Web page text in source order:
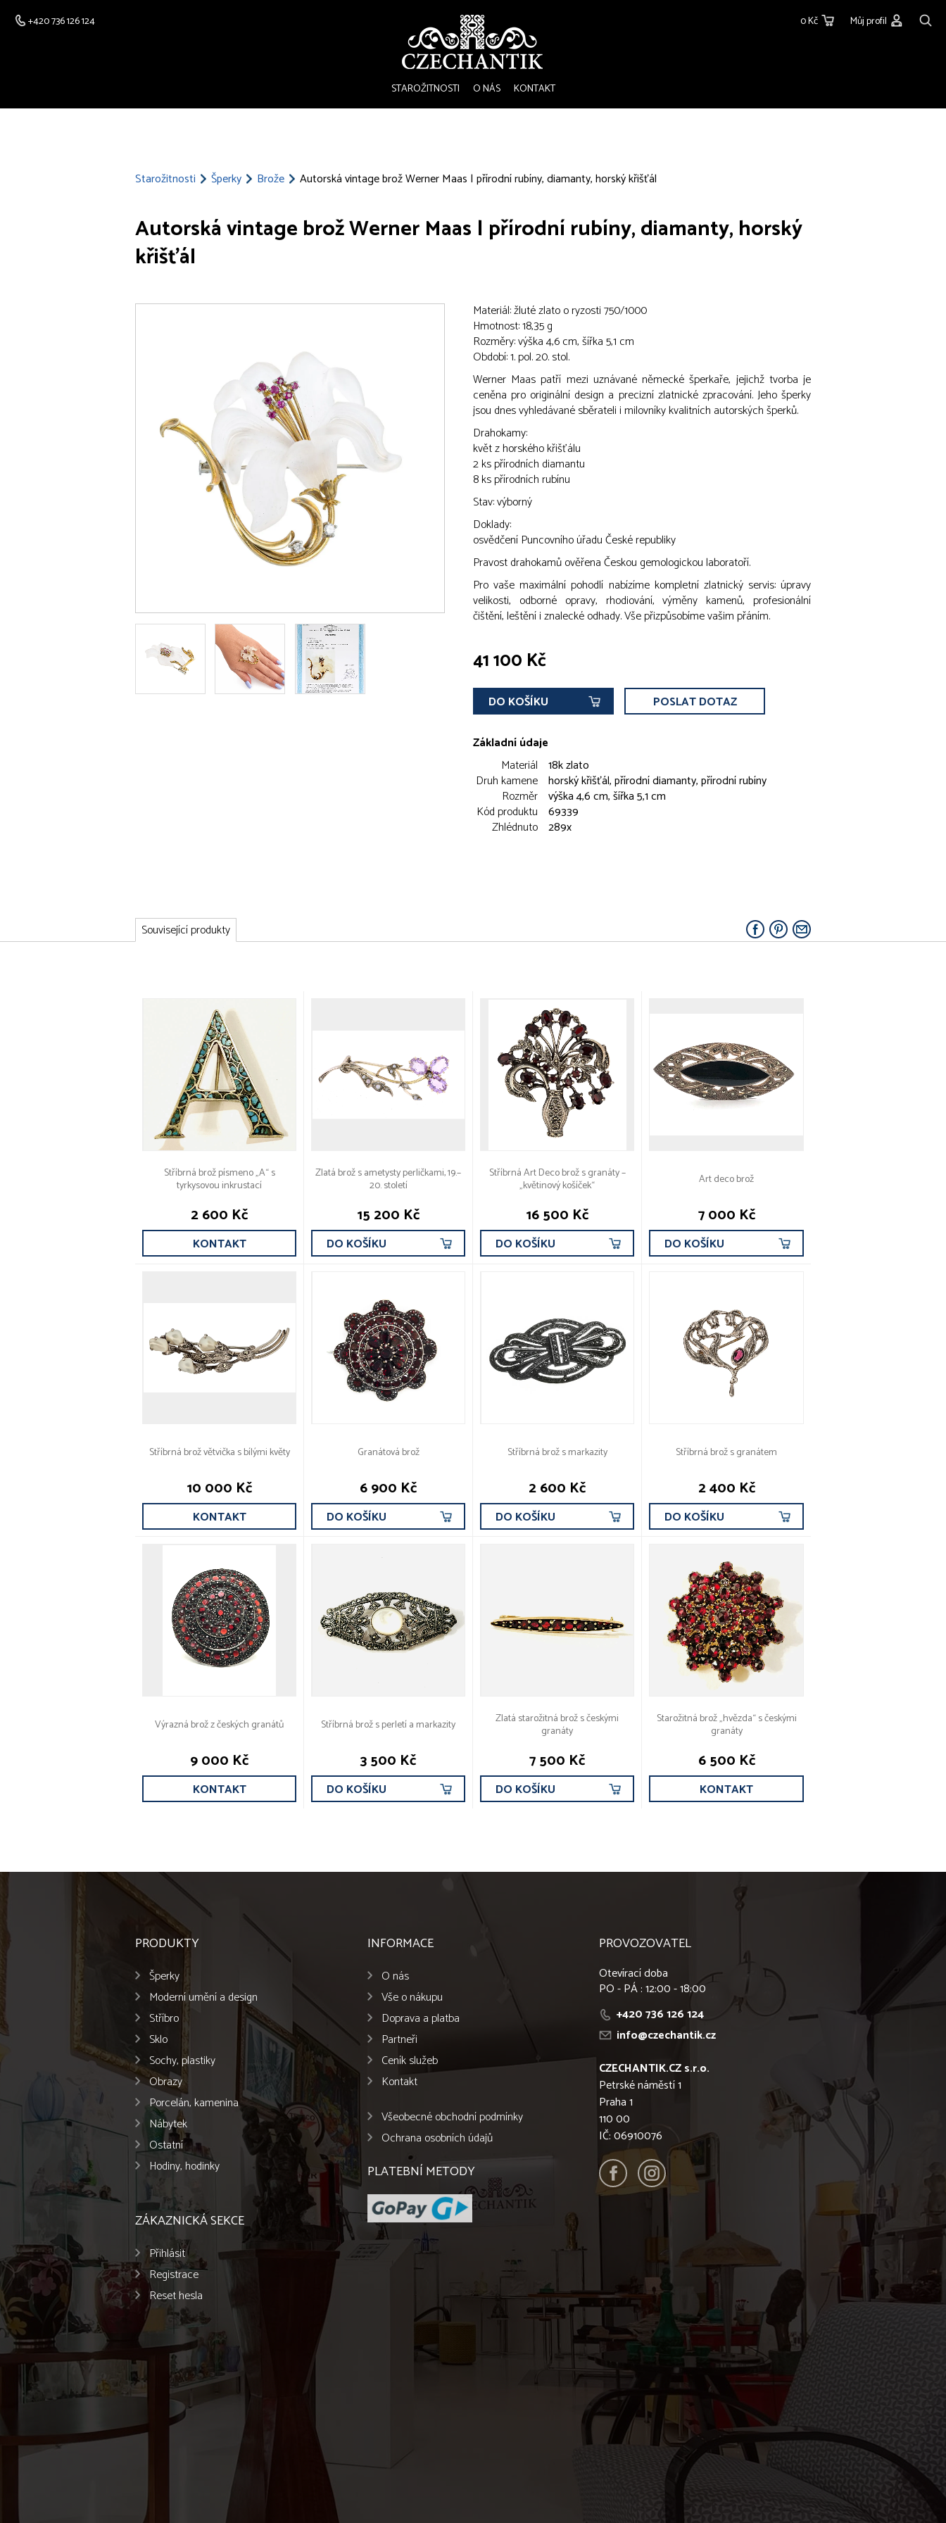
+420 736 126 124 0 Kč Můj profil
STAROŽITNOSTI O NÁS KONTAKT
Starožitnosti Šperky Brože Autorská vintage brož Werner Maas | přírodní rubíny, diamanty, horský křišťál
Autorská vintage brož Werner Maas | přírodní rubíny, diamanty, horský
křišťál
Materiál: žluté zlato o ryzosti 750/1000
Hmotnost: 18,35 g
Rozměry: výška 4,6 cm, šířka 5,1 cm
Období: 1. pol. 20. stol.
Werner Maas patří mezi uznávané německé šperkaře, jejichž tvorba je
ceněna pro originální design a precizní zlatnické zpracování. Jeho šperky
jsou dnes vyhledávané sběrateli i milovníky kvalitních autorských šperků.
Drahokamy:
květ z horského křišťálu
2 ks přírodních diamantu
8 ks přírodních rubínu
Stav: výborný
Doklady:
osvědčení Puncovního úřadu České republiky
Pravost drahokamů ověřena Českou gemologickou laboratoří.
Pro vaše maximální pohodlí nabízíme kompletní zlatnický servis: úpravy
velikosti, odborné opravy, rhodiování, výměny kamenů, profesionální
čištění, leštění i znalecké odhady. Vše přizpůsobíme vašim přáním.
41 100 Kč
DO KOŠÍKU POSLAT DOTAZ
Základní údaje
Materiál 18k zlato
Druh kamene horský křišťál, přírodní diamanty, přírodní rubíny
Rozměr výška 4,6 cm, šířka 5,1 cm
Kód produktu 69339
Zhlédnuto 289x
Související produkty
Stříbrná brož písmeno „A“ s
tyrkysovou inkrustací
2 600 Kč
KONTAKT
Zlatá brož s ametysty perličkami, 19.–
20. století
15 200 Kč
DO KOŠÍKU
Stříbrná Art Deco brož s granáty –
„květinový košíček“
16 500 Kč
DO KOŠÍKU
Art deco brož
7 000 Kč
DO KOŠÍKU
Stříbrná brož větvička s bílými květy
10 000 Kč
KONTAKT
Granátová brož
6 900 Kč
DO KOŠÍKU
Stříbrná brož s markazity
2 600 Kč
DO KOŠÍKU
Stříbrná brož s granátem
2 400 Kč
DO KOŠÍKU
Výrazná brož z českých granátů
9 000 Kč
KONTAKT
Stříbrná brož s perletí a markazity
3 500 Kč
DO KOŠÍKU
Zlatá starožitná brož s českými
granáty
7 500 Kč
DO KOŠÍKU
Starožitná brož „hvězda“ s českými
granáty
6 500 Kč
KONTAKT
PRODUKTY
Šperky
Moderní umění a design
Stříbro
Sklo
Sochy, plastiky
Obrazy
Porcelán, kamenina
Nábytek
Ostatní
Hodiny, hodinky
ZÁKAZNICKÁ SEKCE
Přihlásit
Registrace
Reset hesla
INFORMACE
O nás
Vše o nákupu
Doprava a platba
Partneři
Ceník služeb
Kontakt
Všeobecné obchodní podmínky
Ochrana osobních údajů
PLATEBNÍ METODY
PROVOZOVATEL
Otevírací doba
PO - PÁ : 12:00 - 18:00
+420 736 126 124
info@czechantik.cz
CZECHANTIK.CZ s.r.o.
Petrské náměstí 1
Praha 1
110 00
IČ: 06910076